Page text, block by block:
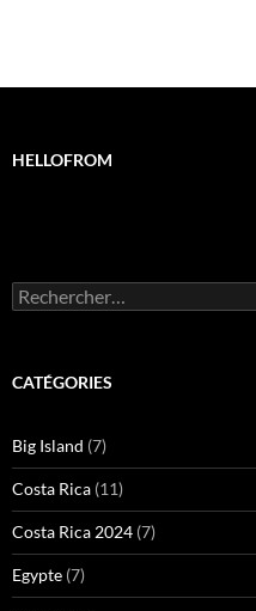
HELLOFROM
Rechercher :
CATÉGORIES
Big Island (7)
Costa Rica (11)
Costa Rica 2024 (7)
Egypte (7)